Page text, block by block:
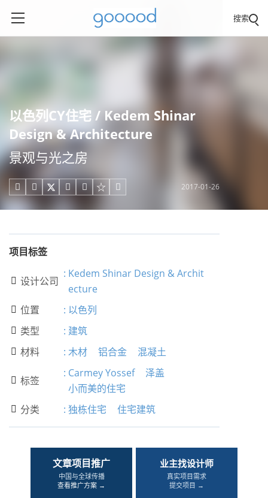
搜索
以色列CY住宅 / Kedem Shinar
Design & Architecture
景观与光之房
     2017-01-26
项目标签
 设计公司
: Kedem Shinar Design & Archit
ecture
 位置 : 以色列
 类型 : 建筑
 材料 : 木材 铝合金 混凝土
 标签
: Carmey Yossef
泽盖
小而美的住宅
 分类 : 独栋住宅 住宅建筑
文章项目推广
中国与全球传播
查看推广方案 →
业主找设计师
真实项目需求
提交项目 →